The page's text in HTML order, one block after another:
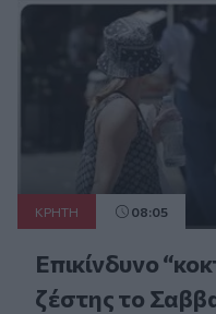
ΚΡΗΤΗ 08:05
Επικίνδυνο
ζέστης το